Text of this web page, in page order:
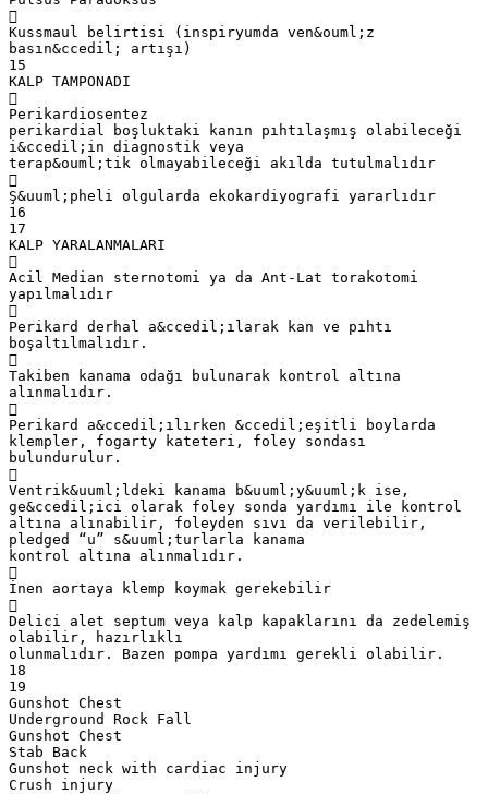

Kussmaul belirtisi (inspiryumda ven&ouml;z
basın&ccedil; artışı)
15
KALP TAMPONADI

Perikardiosentez
perikardial boşluktaki kanın pıhtılaşmış olabileceği
i&ccedil;in diagnostik veya
terap&ouml;tik olmayabileceği akılda tutulmalıdır

Ş&uuml;pheli olgularda ekokardiyografi yararlıdır
16
17
KALP YARALANMALARI

Acil Median sternotomi ya da Ant-Lat torakotomi
yapılmalıdır

Perikard derhal a&ccedil;ılarak kan ve pıhtı
boşaltılmalıdır.

Takiben kanama odağı bulunarak kontrol altına
alınmalıdır.

Perikard a&ccedil;ılırken &ccedil;eşitli boylarda
klempler, fogarty kateteri, foley sondası
bulundurulur.

Ventrik&uuml;ldeki kanama b&uuml;y&uuml;k ise,
ge&ccedil;ici olarak foley sonda yardımı ile kontrol
altına alınabilir, foleyden sıvı da verilebilir,
pledged “u” s&uuml;turlarla kanama
kontrol altına alınmalıdır.

İnen aortaya klemp koymak gerekebilir

Delici alet septum veya kalp kapaklarını da zedelemiş
olabilir, hazırlıklı
olunmalıdır. Bazen pompa yardımı gerekli olabilir.
18
19
Gunshot Chest
Underground Rock Fall
Gunshot Chest
Stab Back
Gunshot neck with cardiac injury
Crush injury